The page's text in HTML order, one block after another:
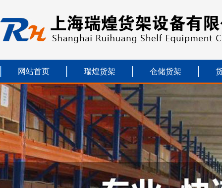
网站首页 瑞煌货架 仓储货架